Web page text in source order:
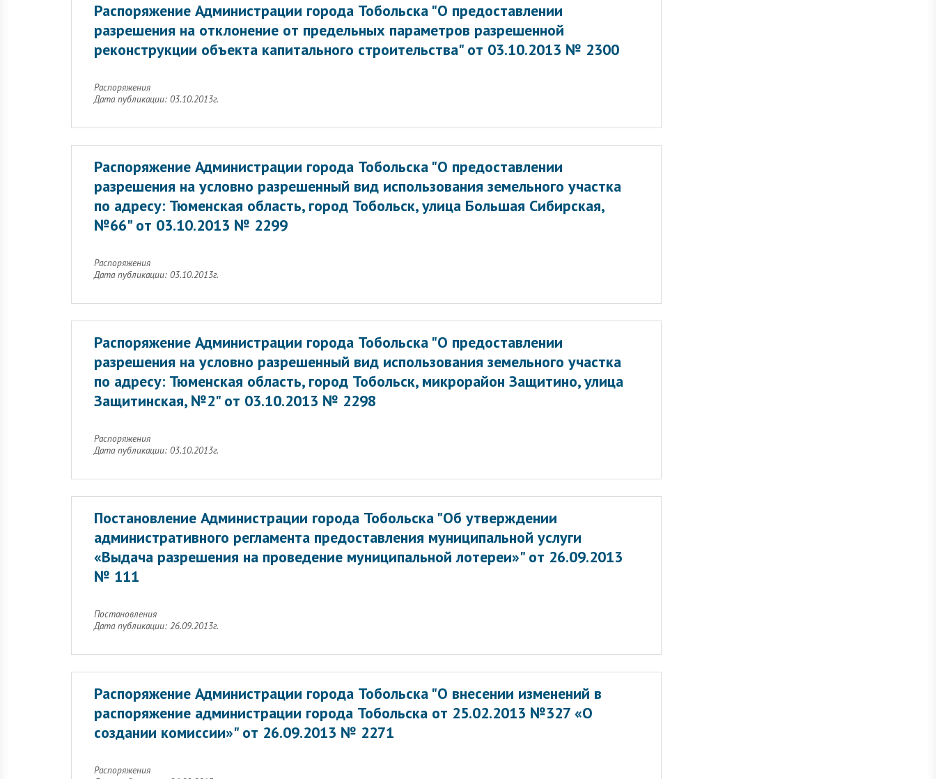
Распоряжение Администрации города Тобольска "О предоставлении
разрешения на отклонение от предельных параметров разрешенной
реконструкции объекта капитального строительства" от 03.10.2013 № 2300
Распоряжения
Дата публикации: 03.10.2013г.
Распоряжение Администрации города Тобольска "О предоставлении
разрешения на условно разрешенный вид использования земельного участка
по адресу: Тюменская область, город Тобольск, улица Большая Сибирская,
№66" от 03.10.2013 № 2299
Распоряжения
Дата публикации: 03.10.2013г.
Распоряжение Администрации города Тобольска "О предоставлении
разрешения на условно разрешенный вид использования земельного участка
по адресу: Тюменская область, город Тобольск, микрорайон Защитино, улица
Защитинская, №2" от 03.10.2013 № 2298
Распоряжения
Дата публикации: 03.10.2013г.
Постановление Администрации города Тобольска "Об утверждении
административного регламента предоставления муниципальной услуги
«Выдача разрешения на проведение муниципальной лотереи»" от 26.09.2013
№ 111
Постановления
Дата публикации: 26.09.2013г.
Распоряжение Администрации города Тобольска "О внесении изменений в
распоряжение администрации города Тобольска от 25.02.2013 №327 «О
создании комиссии»" от 26.09.2013 № 2271
Распоряжения